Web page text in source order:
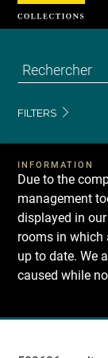
FILTERS
INFORMATION
Due to the
management
displayed in
rooms in which
up to date. We
caused while
Recherche
Cookies